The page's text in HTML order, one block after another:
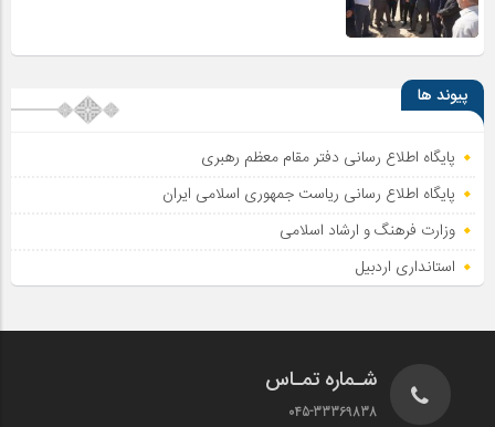
پیوند ها
پایگاه اطلاع رسانی دفتر مقام معظم رهبری
پایگاه اطلاع‌ رسانی ریاست‌ جمهوری اسلامی ایران
وزارت فرهنگ و ارشاد اسلامی
استانداری اردبیل
شـماره تمـاس
045-33369838